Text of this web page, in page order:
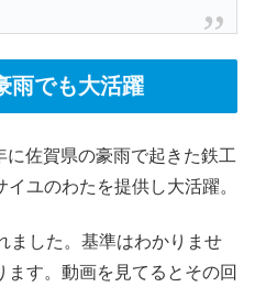
雨でも大活躍
佐賀県の豪雨で起きた鉄工
ユのわたを提供し大活躍。
ました。基準はわかりませ
す。動画を見てるとその回